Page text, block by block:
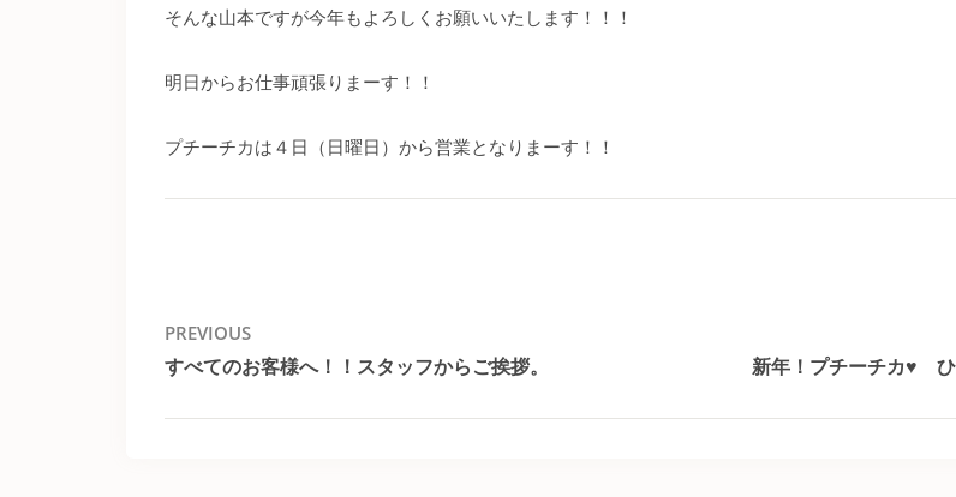
そんな山本ですが今年もよろしくお願いいたします！！！
明日からお仕事頑張りまーす！！
プチーチカは４日（日曜日）から営業となりまーす！！
投
稿
ナ
PREVIOUS
Previous
すべてのお客様へ！！スタッフからご挨拶。 新年！プチーチカ♥︎